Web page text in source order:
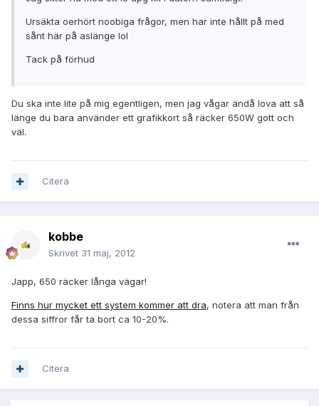
Ursäkta oerhört noobiga frågor, men har inte hållt på med
sånt här på aslänge lol
Tack på förhud
Du ska inte lite på mig egentligen, men jag vågar ändå lova att så
länge du bara använder ett grafikkort så räcker 650W gott och
väl.
Citera
kobbe
Skrivet 31 maj, 2012
Japp, 650 räcker långa vägar!
Finns hur mycket ett system kommer att dra, notera att man från
dessa siffror får ta bort ca 10-20%.
Citera